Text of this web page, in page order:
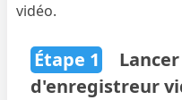
vidéo.
Étape 1
d'enregistreur